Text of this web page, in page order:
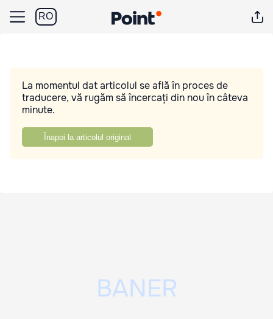
RO
La momentul dat articolul se află în proces de
traducere, vă rugăm să încercați din nou în câteva
minute.
Înapoi la articolul original